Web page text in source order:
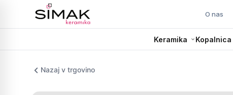
O nas
Keramika Kopalnica
Nazaj v trgovino